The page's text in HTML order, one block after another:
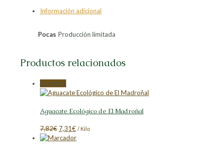
Facebook
LinkedIn
PinterestInformación adicional
Pocas Producción limitada
Productos relacionados
En oferta
Aguacate Ecológico de El Madroñal
7,82€ El
precio
7,31€El
precio
/ Kilo